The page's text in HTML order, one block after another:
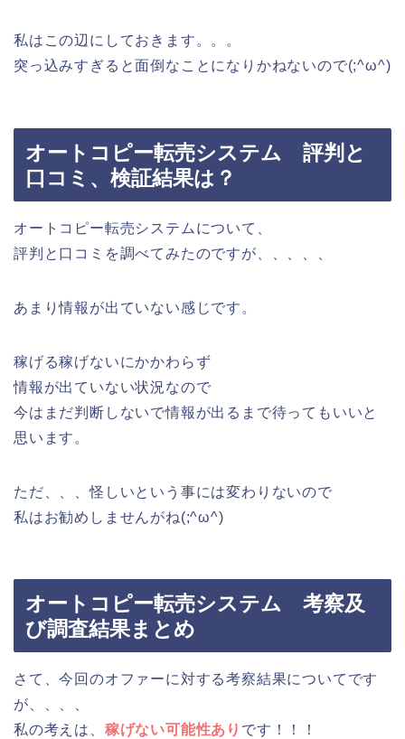
私はこの辺にしておきます。。。
突っ込みすぎると面倒なことになりかねないので(;^ω^)
オートコピー転売システム 評判と
口コミ、検証結果は？
オートコピー転売システムについて、
評判と口コミを調べてみたのですが、、、、、
あまり情報が出ていない感じです。
稼げる稼げないにかかわらず
情報が出ていない状況なので
今はまだ判断しないで情報が出るまで待ってもいいと
思います。
ただ、、、怪しいという事には変わりないので
私はお勧めしませんがね(;^ω^)
オートコピー転売システム 考察及
び調査結果まとめ
さて、今回のオファーに対する考察結果についてです
が、、、、
私の考えは、 稼げない可能性あり です！！！